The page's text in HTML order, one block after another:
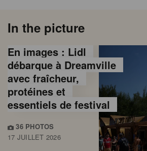
In the picture
En images : Lidl
débarque à Dreamville
avec fraîcheur,
protéines et
essentiels de festival
36 PHOTOS
17 JUILLET 2026